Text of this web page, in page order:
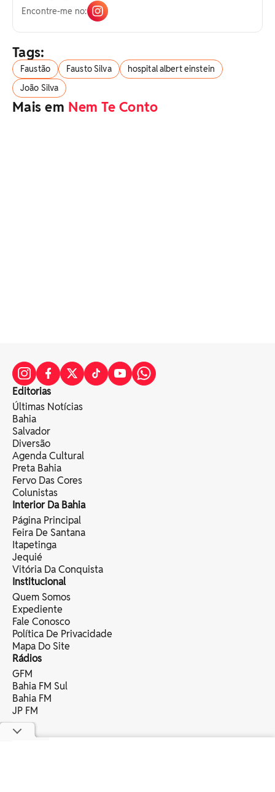
Encontre-me no:
Tags:
Faustão Fausto Silva
hospital albert einstein
João Silva
Mais em Nem Te Conto
Editorias
Últimas Notícias
Bahia
Salvador
Diversão
Agenda Cultural
Preta Bahia
Fervo Das Cores
Colunistas
Interior Da Bahia
Página Principal
Feira De Santana
Itapetinga
Jequié
Vitória Da Conquista
Institucional
Quem Somos
Expediente
Fale Conosco
Política De Privacidade
Mapa Do Site
Rádios
GFM
Bahia FM Sul
Bahia FM
JP FM